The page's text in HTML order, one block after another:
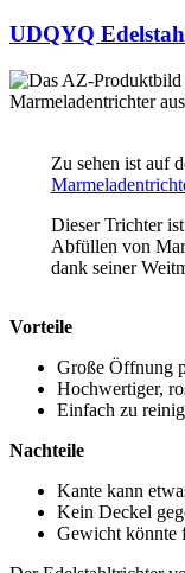
UDQYQ
Zu sehen ist auf
Dieser Trichter
Abfüllen von
dank seiner
Vorteile
Große Öffnung
Hochwertiger,
Einfach zu
Nachteile
Kante kann
Kein Deckel
Gewicht könnte